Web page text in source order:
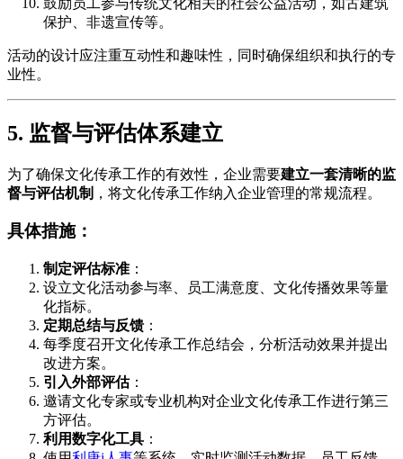
保护、非遗宣传等。
活动的设计应注重互动性和趣味性，同时确保组织和执行的专
业性。
5. 监督与评估体系建立
为了确保文化传承工作的有效性，企业需要建立一套清晰的监
督与评估机制 ，将文化传承工作纳入企业管理的常规流程。
具体措施：
制定评估标准 ：
设立文化活动参与率、员工满意度、文化传播效果等量
化指标。
定期总结与反馈 ：
每季度召开文化传承工作总结会，分析活动效果并提出
改进方案。
引入外部评估：
邀请文化专家或专业机构对企业文化传承工作进行第三
方评估。
利用数字化工具 ：